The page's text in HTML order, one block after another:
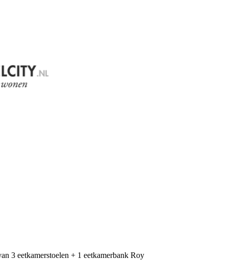
3 eetkamerstoelen + 1 eetkamerbank Roy